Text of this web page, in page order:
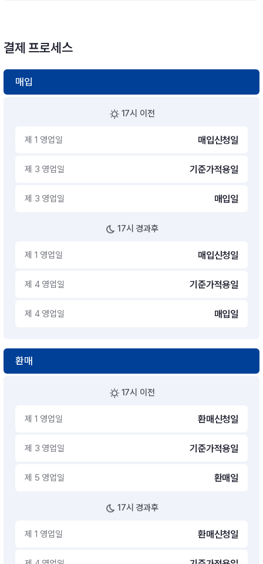
결제 프로세스
매입
17시 이전
제 1 영업일 매입신청일
제 3 영업일 기준가적용일
제 3 영업일 매입일
17시 경과후
제 1 영업일 매입신청일
제 4 영업일 기준가적용일
제 4 영업일 매입일
환매
17시 이전
제 1 영업일 환매신청일
제 3 영업일 기준가적용일
제 5 영업일 환매일
17시 경과후
제 1 영업일 환매신청일